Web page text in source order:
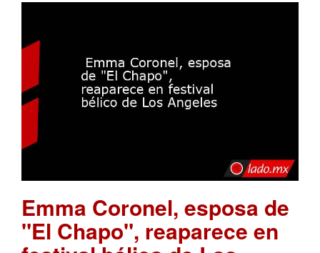
Emma Coronel, esposa de
"El Chapo", reaparece en